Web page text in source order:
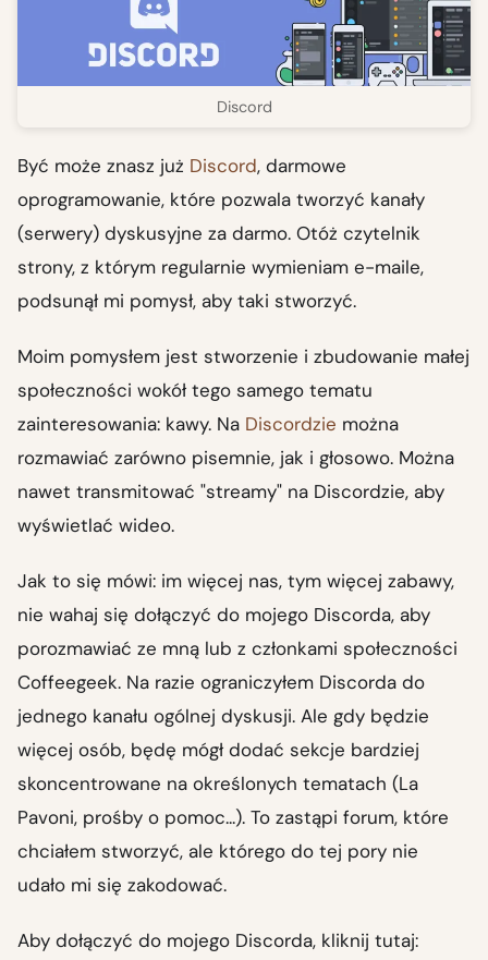
Discord
Być może znasz już Discord, darmowe
oprogramowanie, które pozwala tworzyć kanały
(serwery) dyskusyjne za darmo. Otóż czytelnik
strony, z którym regularnie wymieniam e-maile,
podsunął mi pomysł, aby taki stworzyć.
Moim pomysłem jest stworzenie i zbudowanie małej
społeczności wokół tego samego tematu
zainteresowania: kawy. Na Discordzie można
rozmawiać zarówno pisemnie, jak i głosowo. Można
nawet transmitować "streamy" na Discordzie, aby
wyświetlać wideo.
Jak to się mówi: im więcej nas, tym więcej zabawy,
nie wahaj się dołączyć do mojego Discorda, aby
porozmawiać ze mną lub z członkami społeczności
Coffeegeek. Na razie ograniczyłem Discorda do
jednego kanału ogólnej dyskusji. Ale gdy będzie
więcej osób, będę mógł dodać sekcje bardziej
skoncentrowane na określonych tematach (La
Pavoni, prośby o pomoc...). To zastąpi forum, które
chciałem stworzyć, ale którego do tej pory nie
udało mi się zakodować.
Aby dołączyć do mojego Discorda, kliknij tutaj: